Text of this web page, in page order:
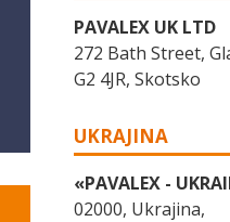
PAVALEX UK LTD
272 Bath Street,
G2 4JR, Skotsko
UKRAJINA
«PAVALEX -
02000, Ukrajina,